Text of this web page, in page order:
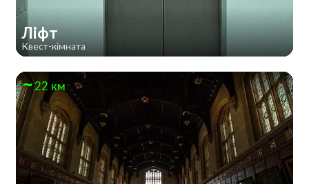
Ліфт
Квест-кімната
22 км